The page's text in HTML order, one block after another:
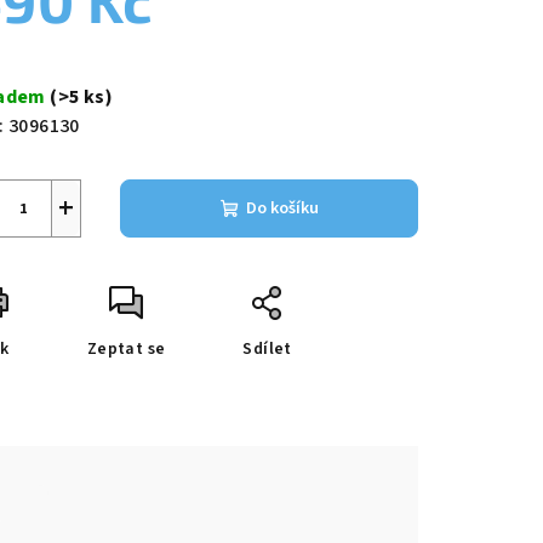
(>5 ks)
3096130
+ Do košíku
Zeptat se Sdílet